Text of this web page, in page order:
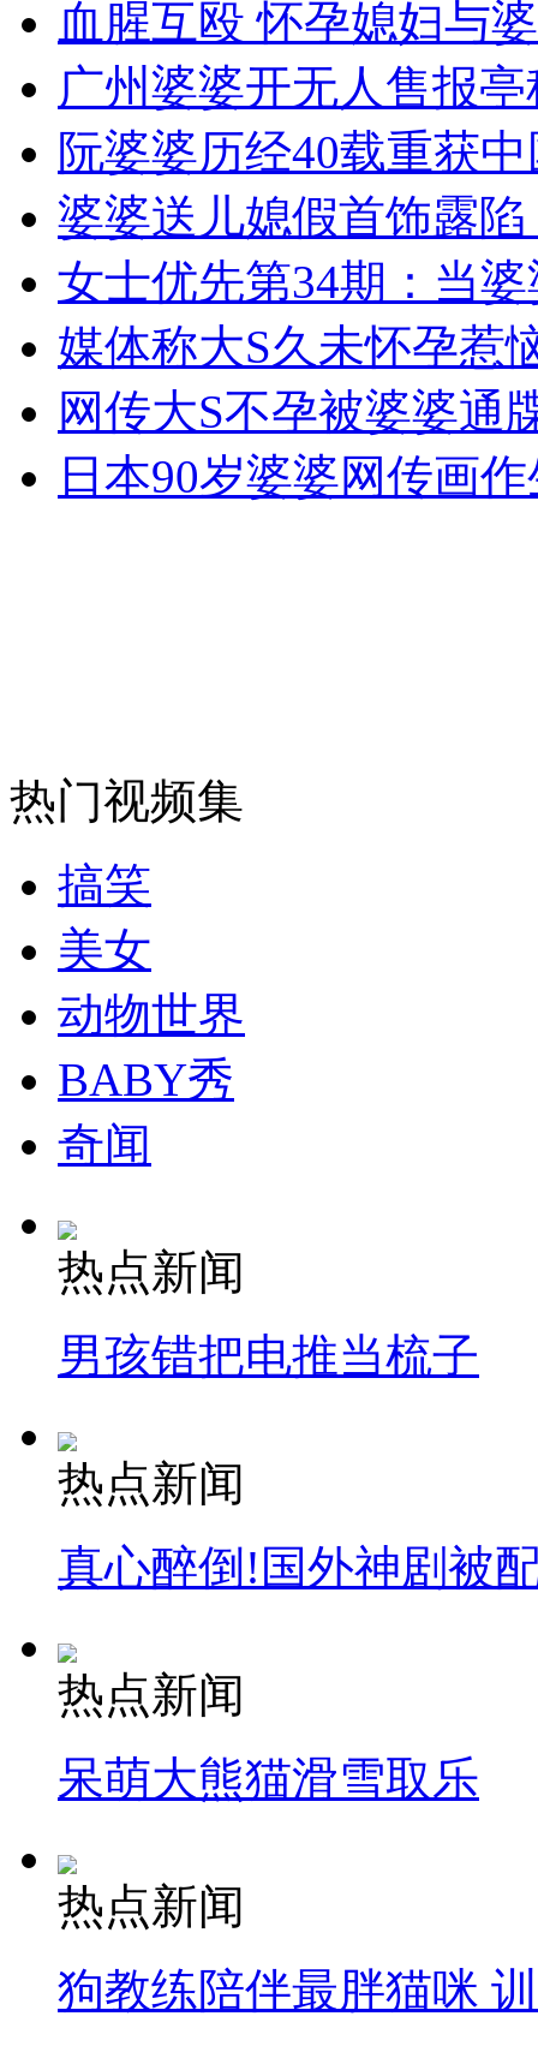
女孩北京地铁殴打老人 痛下狠手拳打脚踢
无痛分娩是否安全 医生回应
外交部：反对强权政治霸凌主义
外交部：有关国家言论片面不公正
安徽一实载49人客车翻车
司机酒驾遇交警 急速倒车逃窜
血腥互殴 怀孕媳妇与
广州婆婆开无人售报
阮婆婆历经40载重获
婆婆送儿媳假首饰露
女士优先第34期：当
媒体称大S久未怀孕惹
网传大S不孕被婆婆通
日本90岁婆婆网传画
热门视频集
搞笑
美女
动物世界
BABY秀
奇闻
热点新闻
男孩错把电推当梳子
热点新闻
真心醉倒!国外神剧被
热点新闻
呆萌大熊猫滑雪取乐
热点新闻
狗教练陪伴最胖猫咪